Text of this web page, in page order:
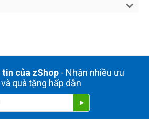
tin của zShop- Nhận nhiều ưu
quà tặng hấp dẫn